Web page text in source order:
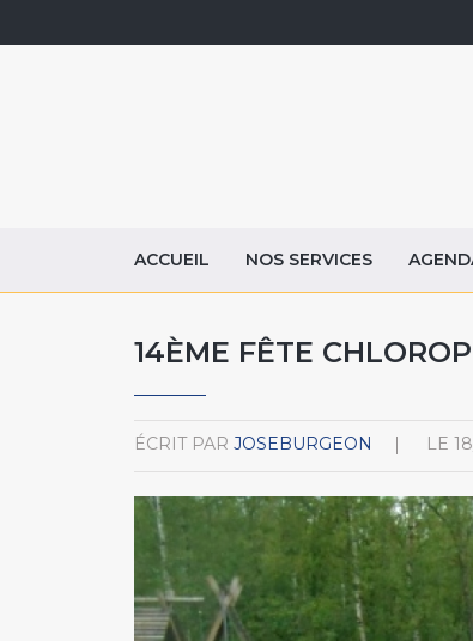
ACCUEIL NOS SERVICES
14ÈME FÊTE
ÉCRIT PAR JOSEBURGEON LE